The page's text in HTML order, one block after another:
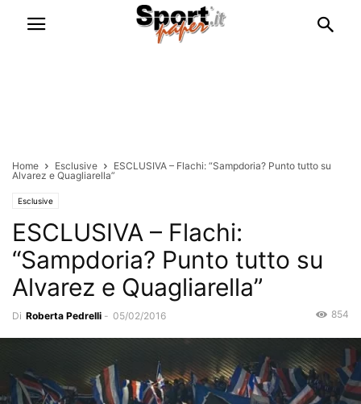
Home Esclusive
ESCLUSIVA – Flachi: “Sampdoria? Punto tutto su
Alvarez e Quagliarella”
Esclusive
ESCLUSIVA – Flachi:
“Sampdoria? Punto tutto su
Alvarez e Quagliarella”
Di Roberta Pedrelli - 05/02/2016 854